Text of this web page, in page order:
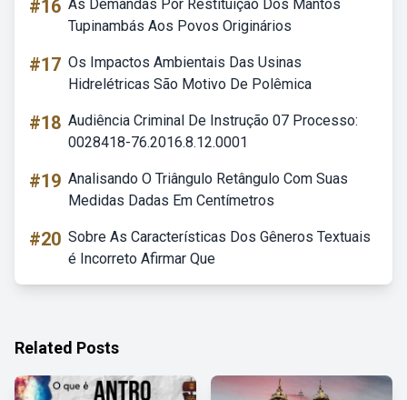
#16 As Demandas Por Restituição Dos Mantos
Tupinambás Aos Povos Originários
#17 Os Impactos Ambientais Das Usinas
Hidrelétricas São Motivo De Polêmica
#18 Audiência Criminal De Instrução 07 Processo:
0028418-76.2016.8.12.0001
#19 Analisando O Triângulo Retângulo Com Suas
Medidas Dadas Em Centímetros
#20 Sobre As Características Dos Gêneros Textuais
é Incorreto Afirmar Que
Related Posts